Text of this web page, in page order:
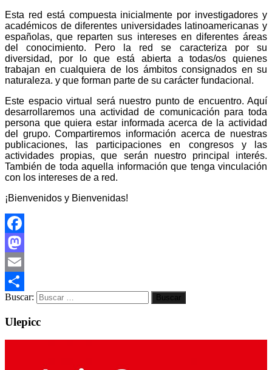
Esta red está compuesta inicialmente por investigadores y
académicos de diferentes universidades latinoamericanas y
españolas, que reparten sus intereses en diferentes áreas
del conocimiento. Pero la red se caracteriza por su
diversidad, por lo que está abierta a todas/os quienes
trabajan en cualquiera de los ámbitos consignados en su
naturaleza. y que forman parte de su carácter fundacional.
Este espacio virtual será nuestro punto de encuentro. Aquí
desarrollaremos una actividad de comunicación para toda
persona que quiera estar informada acerca de la actividad
del grupo. Compartiremos información acerca de nuestras
publicaciones, las participaciones en congresos y las
actividades propias, que serán nuestro principal interés.
También de toda aquella información que tenga vinculación
con los intereses de a red.
¡Bienvenidos y Bienvenidas!
Facebook
Mastodon
Email
Compartir
Buscar:
Ulepicc